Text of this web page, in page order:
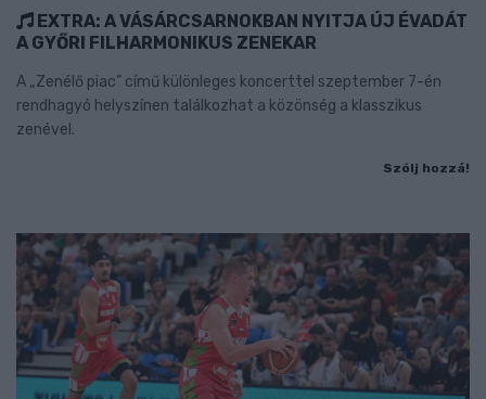
EXTRA: A VÁSÁRCSARNOKBAN NYITJA ÚJ ÉVADÁT
A GYŐRI FILHARMONIKUS ZENEKAR
A „Zenélő piac” című különleges koncerttel szeptember 7-én
rendhagyó helyszínen találkozhat a közönség a klasszikus
zenével.
Szólj hozzá!